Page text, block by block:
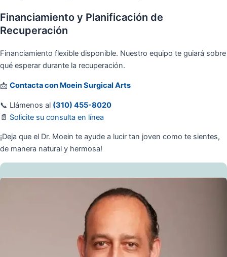
Financiamiento y Planificación de
Recuperación
Financiamiento flexible disponible. Nuestro equipo te guiará sobre
qué esperar durante la recuperación.
📩 Contacta con Moein Surgical Arts
📞 Llámenos al (310) 455-8020
📄 Solicite su consulta en línea
¡Deja que el Dr. Moein te ayude a lucir tan joven como te sientes,
de manera natural y hermosa!